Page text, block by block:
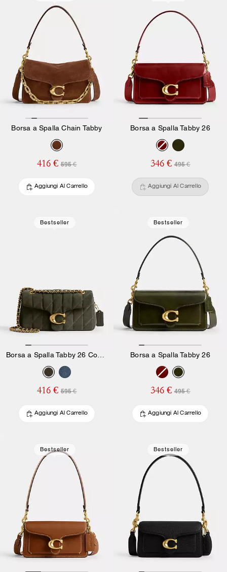
Borsa a Spalla Chain Tabby
416 € 595 €
Aggiungi Al Carrello
Borsa a Spalla Tabby 26
346 € 495 €
Aggiungi Al Carrello
Bestseller
416 € 595 €
Aggiungi Al Carrello
Bestseller
Borsa a Spalla Tabby 26
346 € 495 €
Aggiungi Al Carrello
Bestseller Bestseller